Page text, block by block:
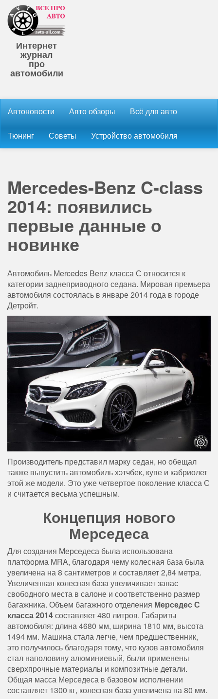
Интернет
журнал
про
автомобили
Автоновости Авто обзоры Всё для авто
Тюнинг Советы Устройство автомобиля
Mercedes-Benz C-сlass
2014: появились
первые данные о
новинке
Автомобиль Mercedes Benz класса С относится к
категории заднеприводного седана. Мировая премьера
автомобиля состоялась в январе 2014 года в городе
Детройт.
Производитель представил марку седан, но обещал
также выпустить автомобиль хэтчбек, купе и кабриолет
этой же модели. Это уже четвертое поколение класса С
и считается весьма успешным.
Концепция нового
Мерседеса
Для создания Мерседеса была использована
платформа MRA, благодаря чему колесная база была
увеличена на 8 сантиметров и составляет 2,84 метра.
Увеличенная колесная база увеличивает запас
свободного места в салоне и соответственно размер
багажника. Объем багажного отделения Мерседес С
класса 2014составляет 480 литров. Габариты
автомобиля: длина 4680 мм, ширина 1810 мм, высота
1494 мм. Машина стала легче, чем предшественник,
это получилось благодаря тому, что кузов автомобиля
стал наполовину алюминиевый, были применены
сверхпрочные материалы и композитные детали.
Общая масса Мерседеса в базовом исполнении
составляет 1300 кг, колесная база увеличена на 80 мм.